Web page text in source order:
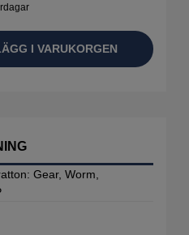
I VARUKORGEN
Gear, Worm,